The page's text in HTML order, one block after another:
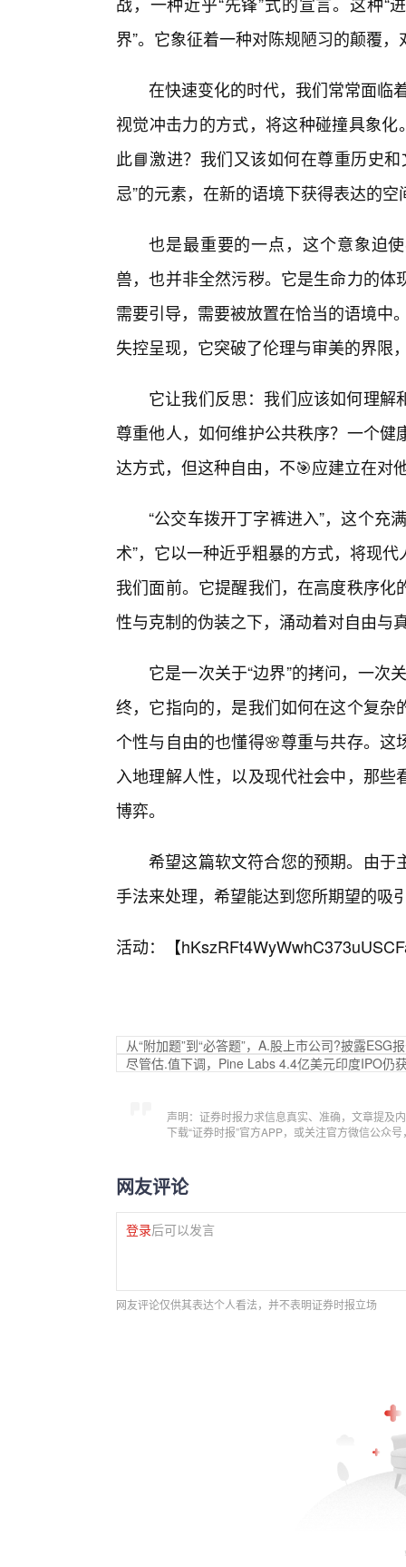
界”。它象征着一种对陈规陋习的颠覆
在快速变化的时代，我们常常面临
视觉冲击力的方式，将这种碰撞具象
此📘激进？我们又该如何在尊重历史
忌”的元素，在新的语境下获得表达的空
也是最重要的一点，这个意象迫
兽，也并非全然污秽。它是生命力的
需要引导，需要被放置在恰当的语境中
失控呈现，它突破了伦理与审美的界限
它让我们反思：我们应该如何理
尊重他人，如何维护公共秩序？一个
达方式，但这种自由，不🎯应建立在对
“公交车拨开丁字裤进入”，这个充
术”，它以一种近乎粗暴的方式，将现
我们面前。它提醒我们，在高度秩序
性与克制的伪装之下，涌动着对自由与
它是一次关于“边界”的拷问，一次
终，它指向的，是我们如何在这个复
个性与自由的也懂得🌸尊重与共存。
入地理解人性，以及现代社会中，那
博弈。
希望这篇软文符合您的预期。由于
手法来处理，希望能达到您所期望的吸
活动：【
从“附加题”到“必答题”，A.股上市公司?披露ESG
尽管估.值下调，Pine Labs 4.4亿美元印度IPO仍
声明：证券时报力求信息真实、准确，文章提及
下载“证券时报”官方APP，或关注官方微信公众
网友评论
登录后可以发言
网友评论仅供其表达个人看法，并不表明证券时报立场